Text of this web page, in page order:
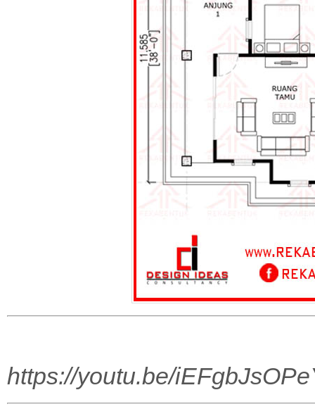
https://youtu.be/